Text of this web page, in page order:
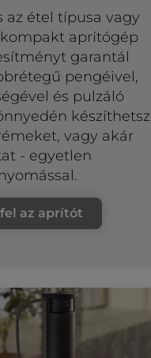
az étel típusa vagy
aprítógép
garantál
pengéivel,
és pulzáló
készíthetsz
vagy akár
- egyetlen
az aprítót